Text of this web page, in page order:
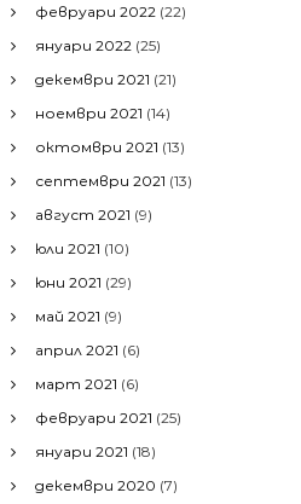
февруари 2022 (22)
януари 2022 (25)
декември 2021 (21)
ноември 2021 (14)
октомври 2021 (13)
септември 2021 (13)
август 2021 (9)
юли 2021 (10)
юни 2021 (29)
май 2021 (9)
април 2021 (6)
март 2021 (6)
февруари 2021 (25)
януари 2021 (18)
декември 2020 (7)